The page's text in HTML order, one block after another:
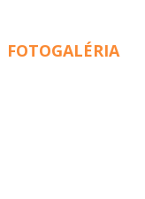
FOTOGALÉRIA